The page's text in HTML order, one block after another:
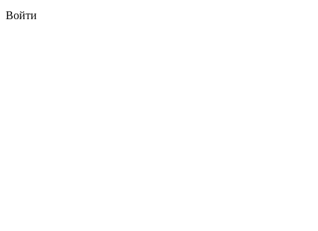
Войти